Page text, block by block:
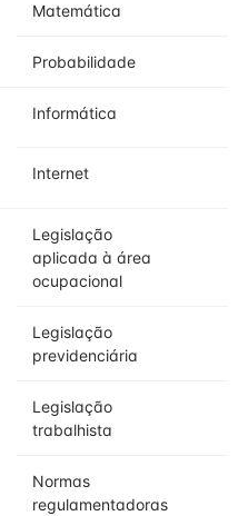
Matemática
Probabilidade
Informática
Internet
Legislação
aplicada à área
ocupacional
Legislação
previdenciária
Legislação
trabalhista
Normas
regulamentadoras